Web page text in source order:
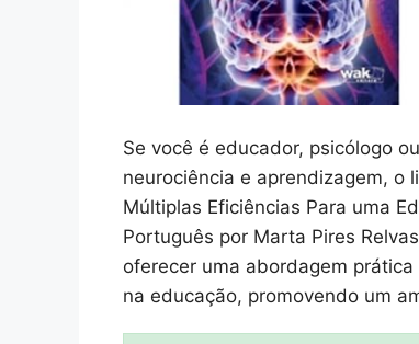
Se você é educador, psicólogo
neurociência e aprendizagem, o
Múltiplas Eficiências Para uma
Português por Marta Pires
oferecer uma abordagem
na educação, promovendo um